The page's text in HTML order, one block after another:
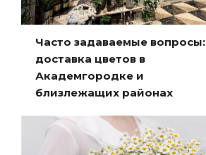
Часто задаваемые вопросы:
доставка цветов в
Академгородке и
близлежащих районах